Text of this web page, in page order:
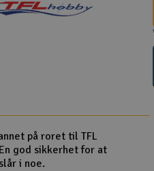
på roret til TFL
god sikkerhet for at
i noe.